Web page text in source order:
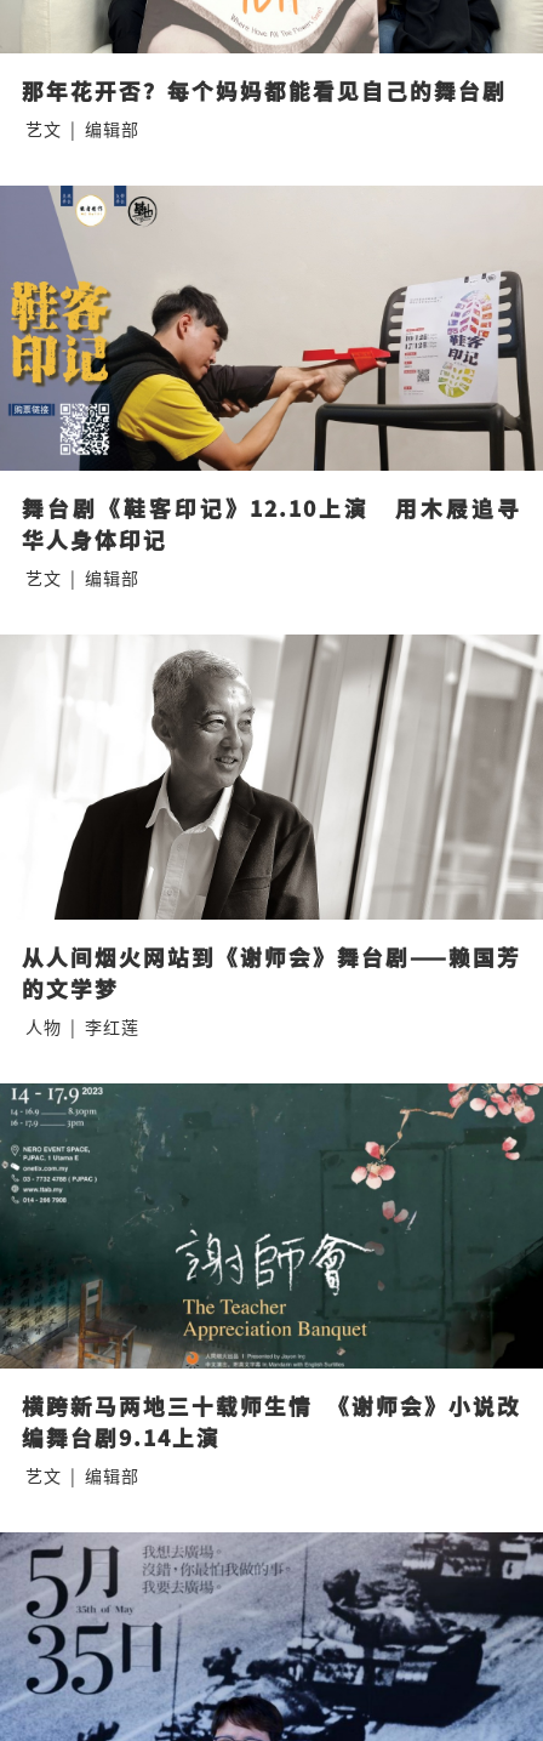
那年花开否？每个妈妈都能看见自己的舞台剧
艺文 | 编辑部
舞台剧《鞋客印记》12.10上演　用木屐追寻
华人身体印记
艺文 | 编辑部
从人间烟火网站到《谢师会》舞台剧——赖国芳
的文学梦
人物 | 李红莲
横跨新马两地三十载师生情  《谢师会》小说改
编舞台剧9.14上演
艺文 | 编辑部